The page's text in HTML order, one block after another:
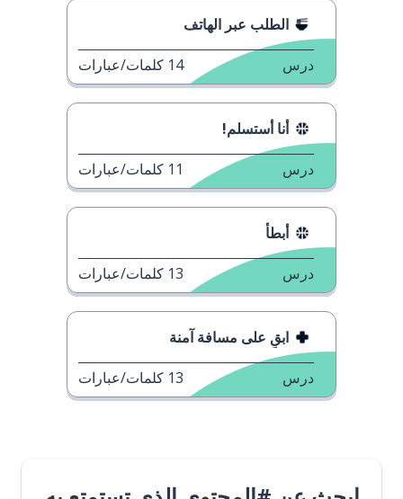
الطلب عبر الهاتف
درس 14 كلمات/عبارات
أنا أستسلم!
درس 11 كلمات/عبارات
أبطأ
درس 13 كلمات/عبارات
ابقِ على مسافة آمنة
درس 13 كلمات/عبارات